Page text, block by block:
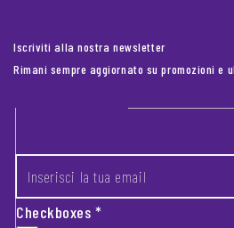
Iscriviti alla nostra newsletter
Rimani sempre aggiornato su promozioni e
Footer newsletter
Checkboxes*